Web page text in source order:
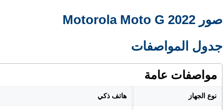
صور Motorola Moto G 2022
جدول المواصفات
مواصفات عامة
نوع الجهاز هاتف ذكي